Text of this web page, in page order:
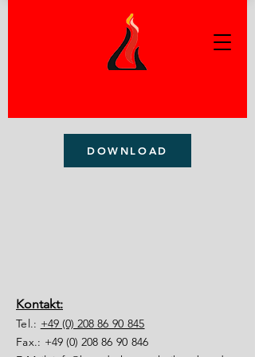
DOWNLOAD
Kontakt:
Tel.: +49 (0) 20886 90 845
Fax.: +49 (0) 208 86 90 846